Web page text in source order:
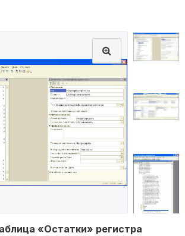
«Остатки» регистра